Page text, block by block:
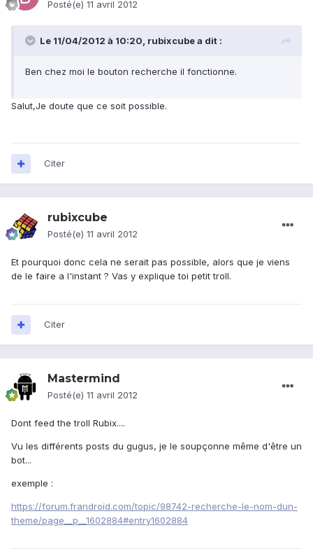
Posté(e) 11 avril 2012
Le 11/04/2012 à 10:20, rubixcube a dit :
Ben chez moi le bouton recherche il fonctionne.
Salut,Je doute que ce soit possible.
Citer
rubixcube
Posté(e) 11 avril 2012
Et pourquoi donc cela ne serait pas possible, alors que je viens
de le faire a l'instant ? Vas y explique toi petit troll.
Citer
Mastermind
Posté(e) 11 avril 2012
Dont feed the troll Rubix....
Vu les différents posts du gugus, je le soupçonne même d'être un
bot...
exemple :
https://forum.frandroid.com/topic/98742-recherche-le-nom-dun-
theme/page__p__1602884#entry1602884